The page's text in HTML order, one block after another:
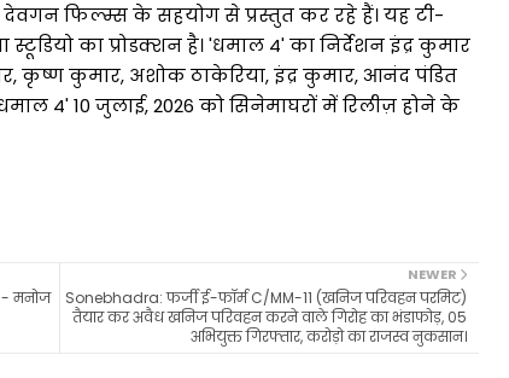
फिल्म्स के सहयोग से प्रस्तुत कर रहे हैं। यह टी-
का प्रोडक्शन है। 'धमाल 4' का निर्देशन इंद्र कुमार
कुमार, अशोक ठाकेरिया, इंद्र कुमार, आनंद पंडित
4' 10 जुलाई, 2026 को सिनेमाघरों में रिलीज़ होने के
NEWER
Sonebhadra: फर्जी ई-फॉर्म C/MM-11 (खनिज परिवहन परमिट)
तैयार कर अवैध खनिज परिवहन करने वाले गिरोह का भंडाफोड़, 05
अभियुक्त गिरफ्तार, करोड़ो का राजस्व नुकसान।
- मनोज